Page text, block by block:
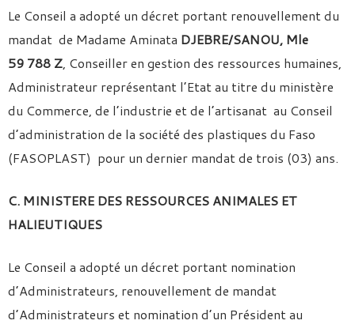
Le Conseil a adopté un décret portant renouvellement du
mandat de Madame Aminata DJEBRE/SANOU, Mle
59 788 Z, Conseiller en gestion des ressources humaines,
Administrateur représentant l’Etat au titre du ministère
du Commerce, de l’industrie et de l’artisanat au Conseil
d’administration de la société des plastiques du Faso
(FASOPLAST) pour un dernier mandat de trois (03) ans.
C. MINISTERE DES RESSOURCES ANIMALES ET
HALIEUTIQUES
Le Conseil a adopté un décret portant nomination
d’Administrateurs, renouvellement de mandat
d’Administrateurs et nomination d’un Président au